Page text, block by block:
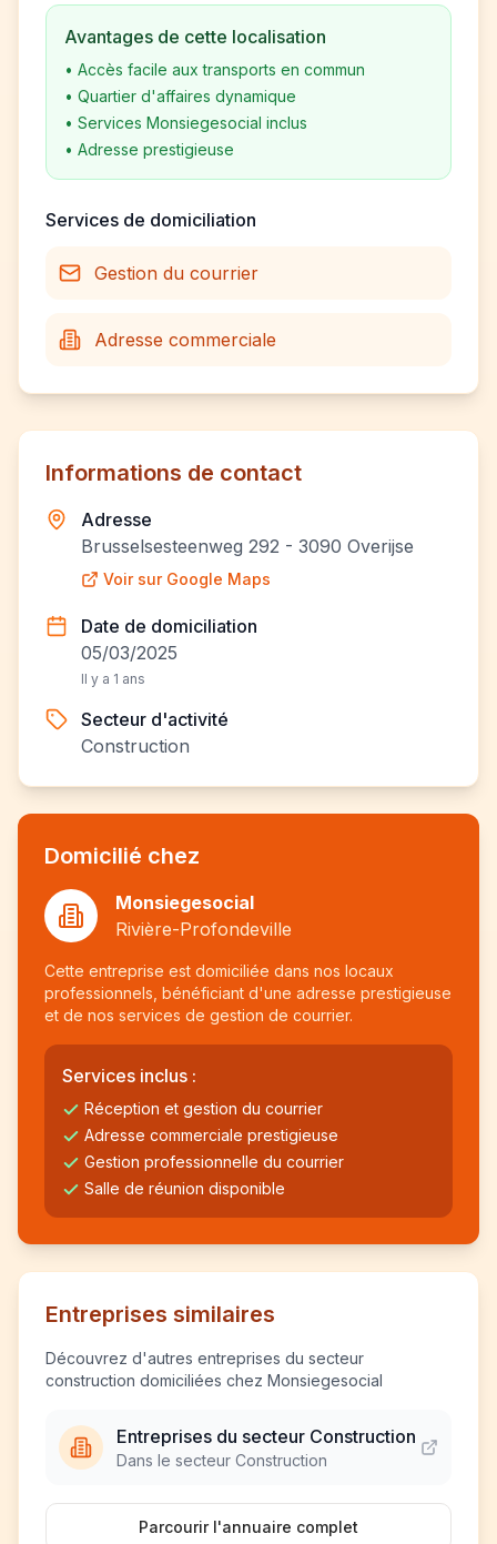
Avantages de cette localisation
• Accès facile aux transports en commun
• Quartier d'affaires dynamique
• Services Monsiegesocial inclus
• Adresse prestigieuse
Services de domiciliation
Gestion du courrier
Adresse commerciale
Informations de contact
Adresse
Brusselsesteenweg 292 - 3090 Overijse
Voir sur Google Maps
Date de domiciliation
05/03/2025
Il y a 1 ans
Secteur d'activité
Construction
Domicilié chez
Monsiegesocial
Rivière-Profondeville
Cette entreprise est domiciliée dans nos locaux
professionnels, bénéficiant d'une adresse prestigieuse
et de nos services de gestion de courrier.
Services inclus :
Réception et gestion du courrier
Adresse commerciale prestigieuse
Gestion professionnelle du courrier
Salle de réunion disponible
Entreprises similaires
Découvrez d'autres entreprises du secteur
construction domiciliées chez Monsiegesocial
Entreprises du secteur Construction
Dans le secteur Construction
Parcourir l'annuaire complet